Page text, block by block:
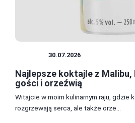
30.07.2026
Najlepsze koktajle z
gości i orzeźwią
Witajcie w moim kulinarnym raju, gdzie
rozgrzewają serca, ale także orze...